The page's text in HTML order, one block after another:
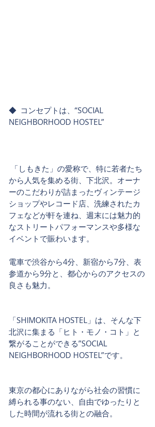
◆  コンセプトは、“SOCIAL
NEIGHBORHOOD HOSTEL”
から人気を集める街、下北沢。オーナ
ーのこだわりが詰まったヴィンテージ
ショップやレコード店、洗練されたカ
フェなどが軒を連ね、週末には魅力的
なストリートパフォーマンスや多様な
イベントで賑わいます。
電車で渋谷から4分、新宿から7分、表
参道から9分と、都心からのアクセスの
良さも魅力。
「SHIMOKITA HOSTEL」は、そんな下
北沢に集まる「ヒト・モノ・コト」と
繋がることができる”SOCIAL
NEIGHBORHOOD HOSTEL”です。
東京の都心にありながら社会の習慣に
縛られる事のない、自由でゆったりと
した時間が流れる街との融合。